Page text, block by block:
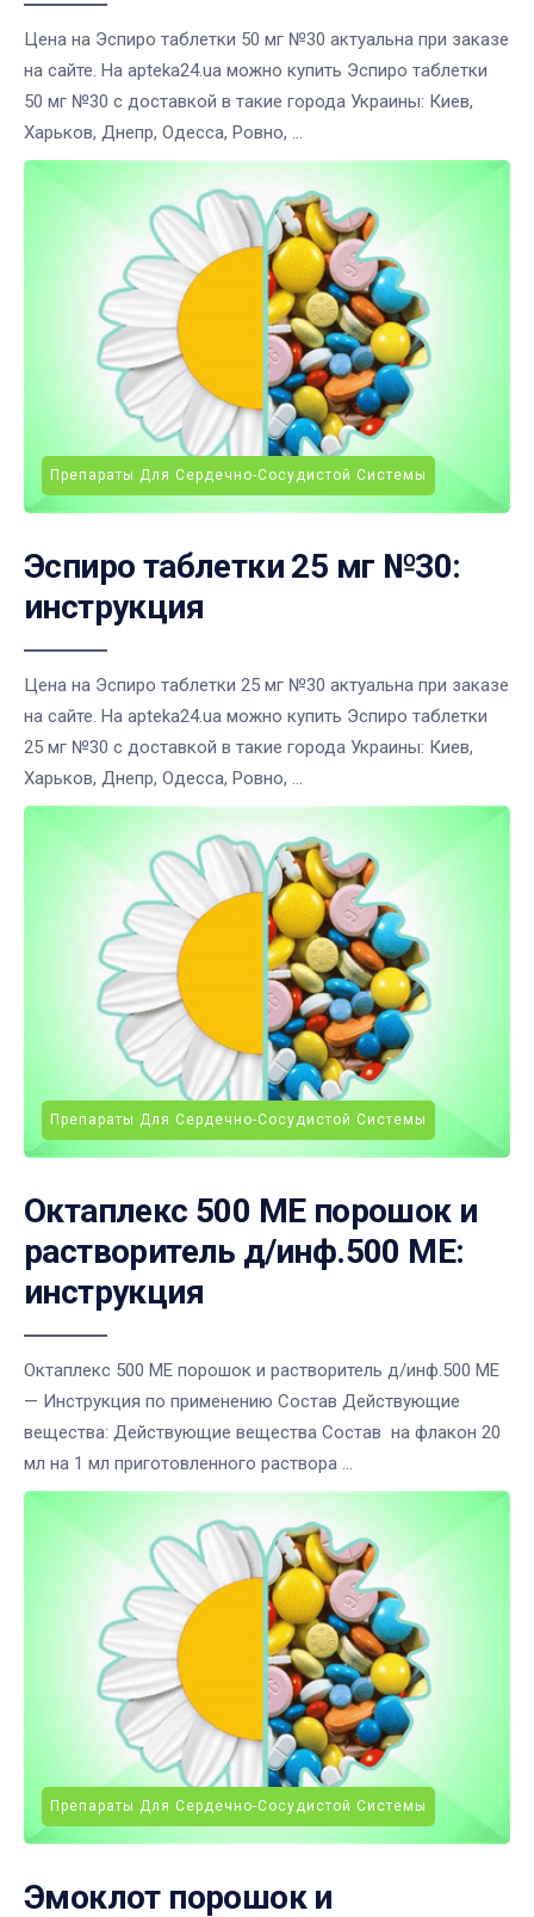
Цена на Эспиро таблетки 50 мг №30 актуальна при заказе
на сайте. На apteka24.ua можно купить Эспиро таблетки
50 мг №30 с доставкой в такие города Украины: Киев,
Харьков, Днепр, Одесса, Ровно, ...
Препараты Для Сердечно-Сосудистой Системы
Эспиро таблетки 25 мг №30:
инструкция
Цена на Эспиро таблетки 25 мг №30 актуальна при заказе
на сайте. На apteka24.ua можно купить Эспиро таблетки
25 мг №30 с доставкой в такие города Украины: Киев,
Харьков, Днепр, Одесса, Ровно, ...
Препараты Для Сердечно-Сосудистой Системы
Октаплекс 500 МЕ порошок и
растворитель д/инф.500 МЕ:
инструкция
Октаплекс 500 МЕ порошок и растворитель д/инф.500 МЕ
— Инструкция по применению Состав Действующие
вещества: Действующие вещества Состав на флакон 20
мл на 1 мл приготовленного раствора ...
Препараты Для Сердечно-Сосудистой Системы
Эмоклот порошок и